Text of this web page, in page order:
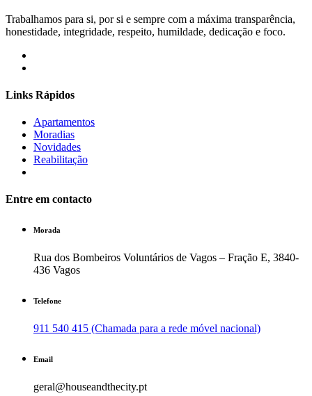
Trabalhamos para si, por si e sempre com a máxima transparência,
honestidade, integridade, respeito, humildade, dedicação e foco.
Links Rápidos
Apartamentos
Moradias
Novidades
Reabilitação
Entre em contacto
Morada
Rua dos Bombeiros Voluntários de Vagos – Fração E, 3840-
436 Vagos
Telefone
911 540 415 (Chamada para a rede móvel nacional)
Email
geral@houseandthecity.pt